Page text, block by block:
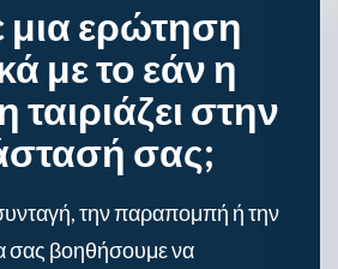
μια ερώτηση
με το εάν η
στην
σας;
την παραπομπή ή την
σας βοηθήσουμε να